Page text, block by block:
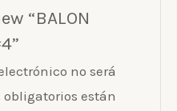
“BALON
no será
obligatorios están